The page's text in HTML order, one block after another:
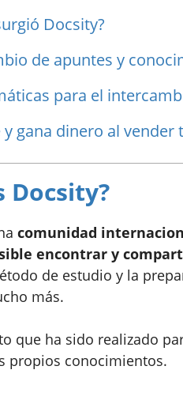
Docsity?
de apuntes y
para el
gana dinero al vender
Docsity?
comunidad
encontrar y
de estudio y la
más.
que ha sido realizado
propios conocimientos.